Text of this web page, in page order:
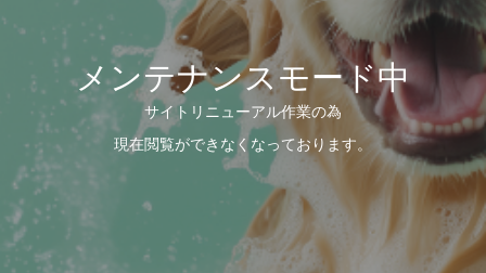
メンテナンスモード中
サイトリニューアル作業の為
現在閲覧ができなくなっております。